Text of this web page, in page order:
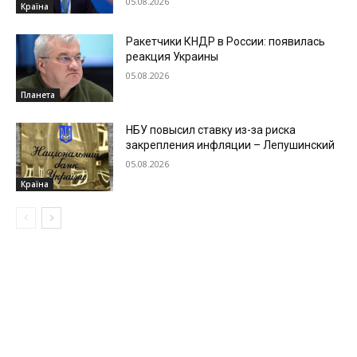
Країна
Планета
Ракетчики КНДР в России: появилась
реакция Украины
05.08.2026
Країна
НБУ повысил ставку из-за риска
закрепления инфляции – Лепушинский
05.08.2026